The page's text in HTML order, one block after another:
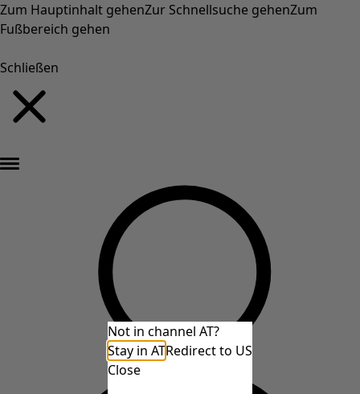
Zum Hauptinhalt gehenZur Schnellsuche gehenZum
Fußbereich gehen
Schließen
Not in channel AT?
Stay in ATRedirect to US
Close